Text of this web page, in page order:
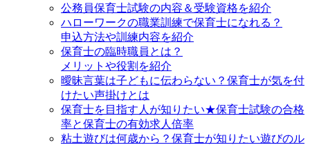
公務員保育士試験の内容＆受験資格を紹介
ハローワークの職業訓練で保育士になれる？
申込方法や訓練内容を紹介
保育士の臨時職員とは？
メリットや役割を紹介
曖昧言葉は子どもに伝わらない？保育士が気を付
けたい声掛けとは
保育士を目指す人が知りたい★保育士試験の合格
率と保育士の有効求人倍率
粘土遊びは何歳から？保育士が知りたい遊びのル